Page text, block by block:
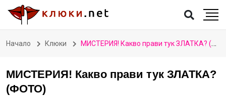
Начало Клюки МИСТЕРИЯ! Какво прави тук ЗЛАТКА? (ФОТО)
МИСТЕРИЯ! Какво прави тук ЗЛАТКА?
(ФОТО)